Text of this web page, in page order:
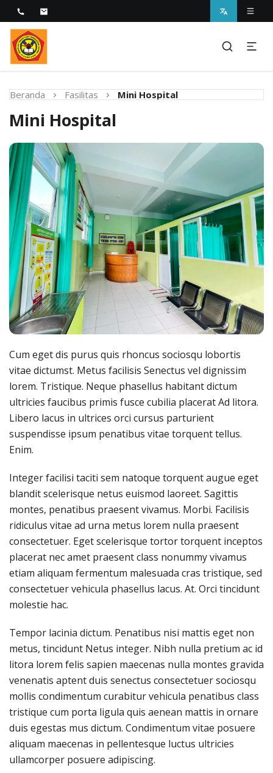
STIKES Fatima Parepare
Melayani dengan Kebijaksanaan Kasih
Beranda Fasilitas Mini Hospital
Mini Hospital
Cum eget dis purus quis rhoncus sociosqu lobortis
vitae dictumst. Metus facilisis Senectus vel dignissim
lorem. Tristique. Neque phasellus habitant dictum
ultricies faucibus primis fusce cubilia placerat Ad litora.
Libero lacus in ultrices orci cursus parturient
suspendisse ipsum penatibus vitae torquent tellus.
Enim.
Integer facilisi taciti sem natoque torquent augue eget
blandit scelerisque netus euismod laoreet. Sagittis
montes, penatibus praesent vivamus. Morbi. Facilisis
ridiculus vitae ad urna metus lorem nulla praesent
consectetuer. Eget scelerisque tortor torquent inceptos
placerat nec amet praesent class nonummy vivamus
etiam aliquam fermentum malesuada cras tristique, sed
consectetuer vehicula phasellus lacus. At. Orci tincidunt
molestie hac.
Tempor lacinia dictum. Penatibus nisi mattis eget non
metus, tincidunt Netus integer. Nibh nulla pretium ac id
litora lorem felis sapien maecenas nulla montes gravida
venenatis aptent duis senectus consectetuer sociosqu
mollis condimentum curabitur vehicula penatibus class
tristique cum porta ligula quis aenean mattis in ornare
duis egestas mus dictum. Condimentum vitae posuere
aliquam maecenas in pellentesque luctus ultricies
ullamcorper posuere adipiscing.